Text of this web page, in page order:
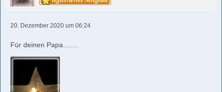
20. Dezember 2020 um 06:24
Für deinen Papa........